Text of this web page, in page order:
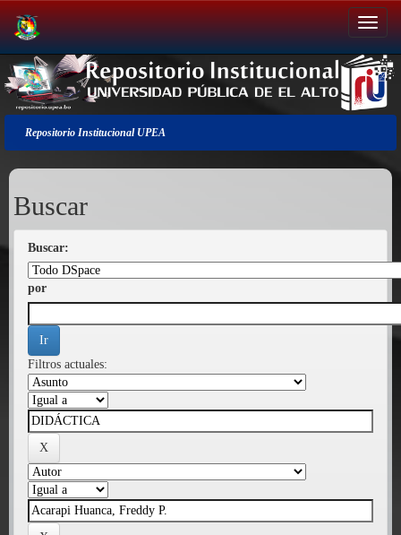
Salir
de
la
navegación
Repositorio Institucional UPEA
Buscar
Buscar:
por
Filtros actuales: